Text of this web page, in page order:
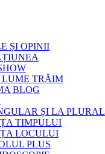
ȘI OPINII
LUME TRĂIM
BLOG
ȘI LA PLURAL
TIMPULUI
LOCULUI
PLUS